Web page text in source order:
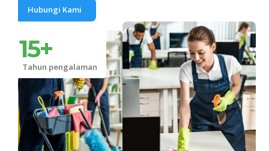
Tahun pengalaman
15+
Hubungi Kami